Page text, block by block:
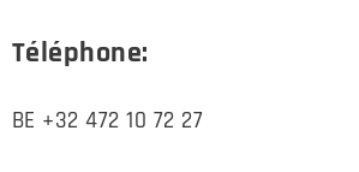
Téléphone:
BE +32 472 10 72 27